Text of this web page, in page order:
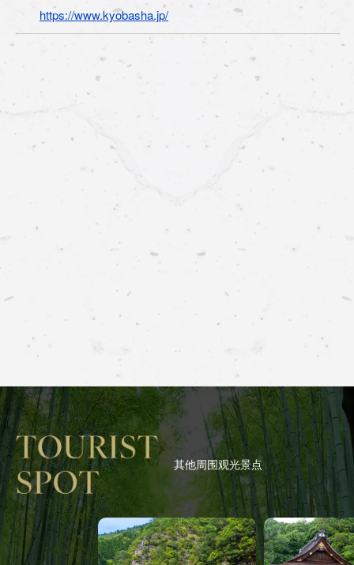
https://www.kyobasha.jp/
其他周围观光景点